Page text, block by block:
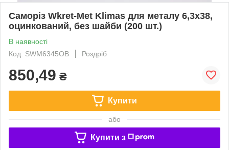
Саморіз Wkret-Met Klimas для металу 6,3х38,
оцинкований, без шайби (200 шт.)
В наявності
Код: SWM6345OB
Роздріб
850,49 ₴
Купити
або
Купити з